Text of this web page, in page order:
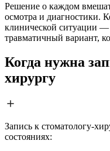
Решение о каждом
осмотра и диагностики.
клинической ситуации —
травматичный вариант,
Когда нужна
хирургу
Запись к стоматологу-
состояниях: